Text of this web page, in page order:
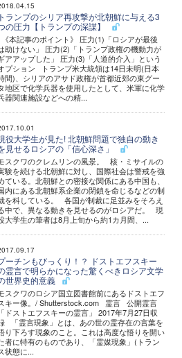
トランプのシリア再攻撃が北朝鮮に与える3
の圧力【トランプの深謀】
《本記事のポイント》 圧力(1)「ロシアが最後
助けない」 圧力(2)「トランプ政権の機動力が
アアップした」 圧力(3)「人道的介入」という
プション トランプ米大統領は14日未明(日本
間)、シリアのアサド政権が首都近郊の東グー
地区で化学兵器を使用したとして、米軍に化学
器関連施設などへの精...
役大学生が見た! 北朝鮮問題で独自の動き
見せるロシアの「信心深さ」
スクワのクレムリンの風景。 核・ミサイルの
験を続ける北朝鮮に対し、国際社会は警戒を強
ている。北朝鮮との密接な関係にある中国も、
内にある北朝鮮系企業の閉鎖を命じるなどの制
を科している。 各国が制裁に足並みをそろえ
中で、異なる動きを見せるのがロシアだ。 現
大学生の筆者は8月上旬から約1カ月間、...
ーチンもびっくり！？ ドストエフスキー
霊言で明らかになった驚くべきロシア文学
世界史的意義
スクワのロシア国立図書館前にあるドストエフ
キー像。/ Shutterstock.com 霊言 公開霊言
「ドストエフスキーの霊言」 2017年7月27日収
「霊言現象」とは、あの世の霊存在の言葉を
り下ろす現象のこと。これは高度な悟りを開い
者に特有のものであり、「霊媒現象」(トラン
状態に...